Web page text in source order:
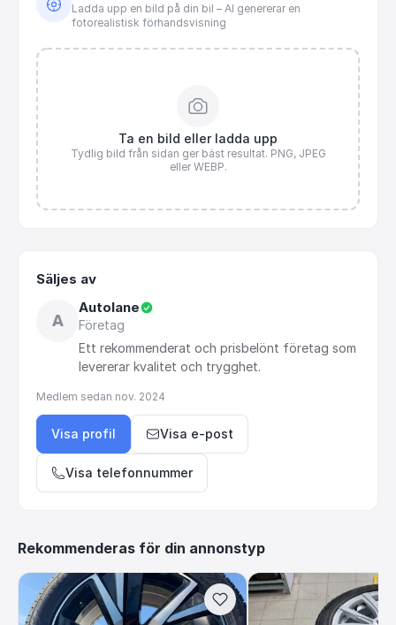
Ladda upp en bild på din bil – AI genererar en
fotorealistisk förhandsvisning
Ta en bild eller ladda upp
Tydlig bild från sidan ger bäst resultat. PNG, JPEG
eller WEBP.
Säljes av
A
Autolane
Företag
Ett rekommenderat och prisbelönt företag som
levererar kvalitet och trygghet.
Medlem sedan nov. 2024
Visa profil Visa e-post
Visa telefonnummer
Rekommenderas för din annonstyp